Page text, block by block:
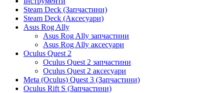
Steam Deck (Запчастини)
Steam Deck (Аксесуари)
Asus Rog Ally
Asus Rog Ally запчастини
Asus Rog Ally аксесуари
Oculus Quest 2
Oculus Quest 2 запчастини
Oculus Quest 2 аксесуари
Meta (Oculus) Quest 3 (Запчастини)
Oculus Rift S (Запчастини)